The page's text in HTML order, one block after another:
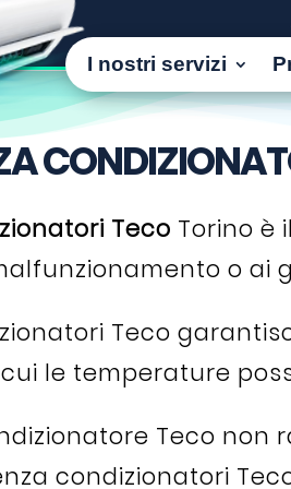
I nostri servizi
Teco Torino è
o ai
Teco
le temperature
Teco
condizionatori